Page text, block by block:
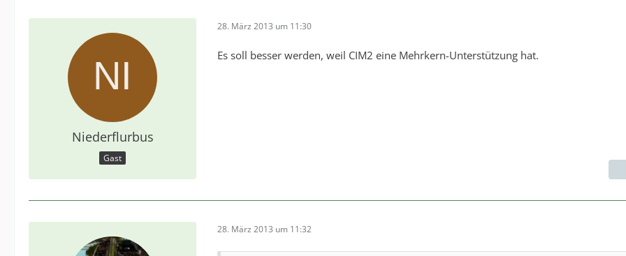
Niederflurbus
Gast
28. März 2013 um 11:30
Es soll besser werden, weil CIM2 eine Mehrkern-Unterstützung hat.
28. März 2013 um 11:32